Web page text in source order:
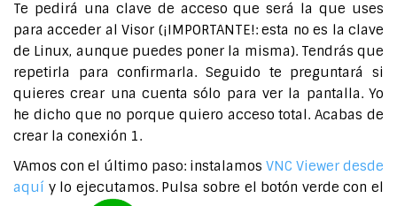
Te pedirá una clave de acceso que será la que uses
para acceder al Visor (¡IMPORTANTE!: esta no es la clave
de Linux, aunque puedes poner la misma). Tendrás que
repetirla para confirmarla. Seguido te preguntará si
quieres crear una cuenta sólo para ver la pantalla. Yo
he dicho que no porque quiero acceso total. Acabas de
crear la conexión 1.
VAmos con el último paso: instalamos VNC Viewer desde
aquí y lo ejecutamos. Pulsa sobre el botón verde con el